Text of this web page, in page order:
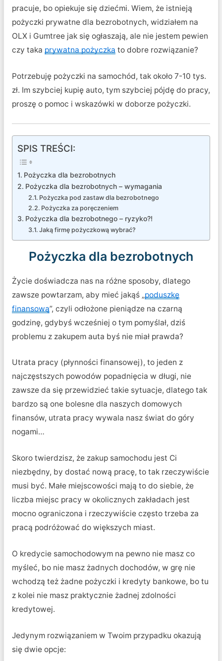
pracuje, bo opiekuje się dziećmi. Wiem, że istnieją
pożyczki prywatne dla bezrobotnych, widziałem na
OLX i Gumtree jak się ogłaszają, ale nie jestem pewien
czy taka prywatna pożyczkato dobre rozwiązanie?
Potrzebuję pożyczki na samochód, tak około 7-10 tys.
zł. Im szybciej kupię auto, tym szybciej pójdę do pracy,
proszę o pomoc i wskazówki w doborze pożyczki.
SPIS TREŚCI:
Pożyczka dla bezrobotnych
Pożyczka dla bezrobotnych – wymagania
Pożyczka pod zastaw dla bezrobotnego
Pożyczka za poręczeniem
Pożyczka dla bezrobotnego – ryzyko?!
Jaką firmę pożyczkową wybrać?
Pożyczka dla bezrobotnych
Życie doświadcza nas na różne sposoby, dlatego
zawsze powtarzam, aby mieć jakąś „poduszkę
finansową”, czyli odłożone pieniądze na czarną
godzinę, gdybyś wcześniej o tym pomyślał, dziś
problemu z zakupem auta byś nie miał prawda?
Utrata pracy (płynności finansowej), to jeden z
najczęstszych powodów popadnięcia w długi, nie
zawsze da się przewidzieć takie sytuacje, dlatego tak
bardzo są one bolesne dla naszych domowych
finansów, utrata pracy wywala nasz świat do góry
nogami…
Skoro twierdzisz, że zakup samochodu jest Ci
niezbędny, by dostać nową pracę, to tak rzeczywiście
musi być. Małe miejscowości mają to do siebie, że
liczba miejsc pracy w okolicznych zakładach jest
mocno ograniczona i rzeczywiście często trzeba za
pracą podróżować do większych miast.
O kredycie samochodowym na pewno nie masz co
myśleć, bo nie masz żadnych dochodów, w grę nie
wchodzą też żadne pożyczki i kredyty bankowe, bo tu
z kolei nie masz praktycznie żadnej zdolności
kredytowej.
Jedynym rozwiązaniem w Twoim przypadku okazują
się dwie opcje: